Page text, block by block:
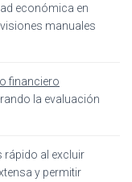
económica en
manuales
financiero
la evaluación
rápido al excluir
y permitir